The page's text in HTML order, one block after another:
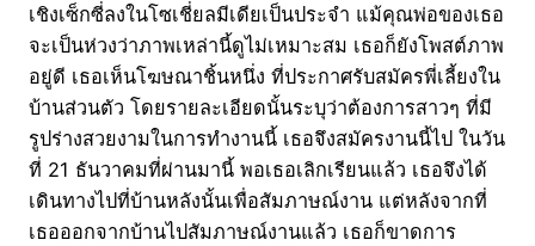
เชิงเซ็กซี่ลงในโซเชี่ยลมีเดียเป็นประจำ แม้คุณพ่อของเธอ
จะเป็นห่วงว่าภาพเหล่านี้ดูไม่เหมาะสม เธอก็ยังโพสต์ภาพ
อยู่ดี เธอเห็นโฆษณาชิ้นหนึ่ง ที่ประกาศรับสมัครพี่เลี้ยงใน
บ้านส่วนตัว โดยรายละเอียดนั้นระบุว่าต้องการสาวๆ ที่มี
รูปร่างสวยงามในการทำงานนี้ เธอจึงสมัครงานนี้ไป ในวัน
ที่ 21 ธันวาคมที่ผ่านมานี้ พอเธอเลิกเรียนแล้ว เธอจึงได้
เดินทางไปที่บ้านหลังนั้นเพื่อสัมภาษณ์งาน แต่หลังจากที่
เธอออกจากบ้านไปสัมภาษณ์งานแล้ว เธอก็ขาดการ